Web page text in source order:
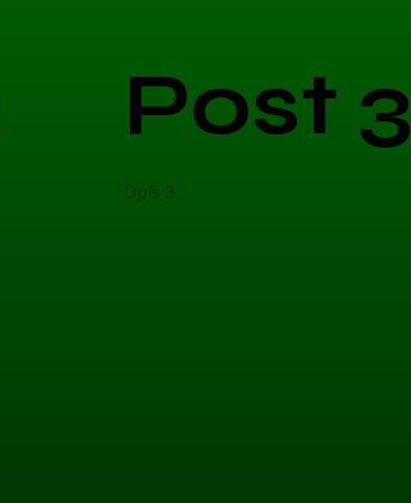
Post 3
Opis 3